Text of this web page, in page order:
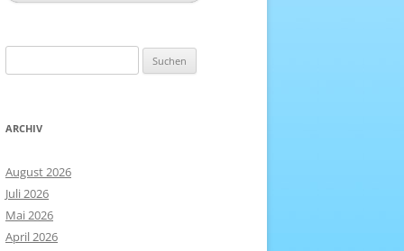
nach:
ARCHIV
August 2026
Juli 2026
Mai 2026
April 2026